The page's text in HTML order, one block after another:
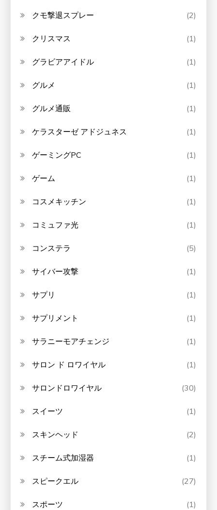
クモ撃退スプレー (2)
クリスマス (1)
グラビアアイドル (1)
グルメ (1)
グルメ通販 (1)
ケラスターゼ アドジュネス (1)
ゲーミングPC (1)
ゲーム (1)
コスメキッチン (1)
コミュファ光 (1)
コンステラ (5)
サイバー攻撃 (1)
サプリ (1)
サプリメント (1)
サラニーモアチェンジ (1)
サロン ド ロワイヤル (1)
サロンドロワイヤル (30)
スイーツ (1)
スキンヘッド (2)
スチーム式加湿器 (1)
スピークエル (27)
スポーツ (1)